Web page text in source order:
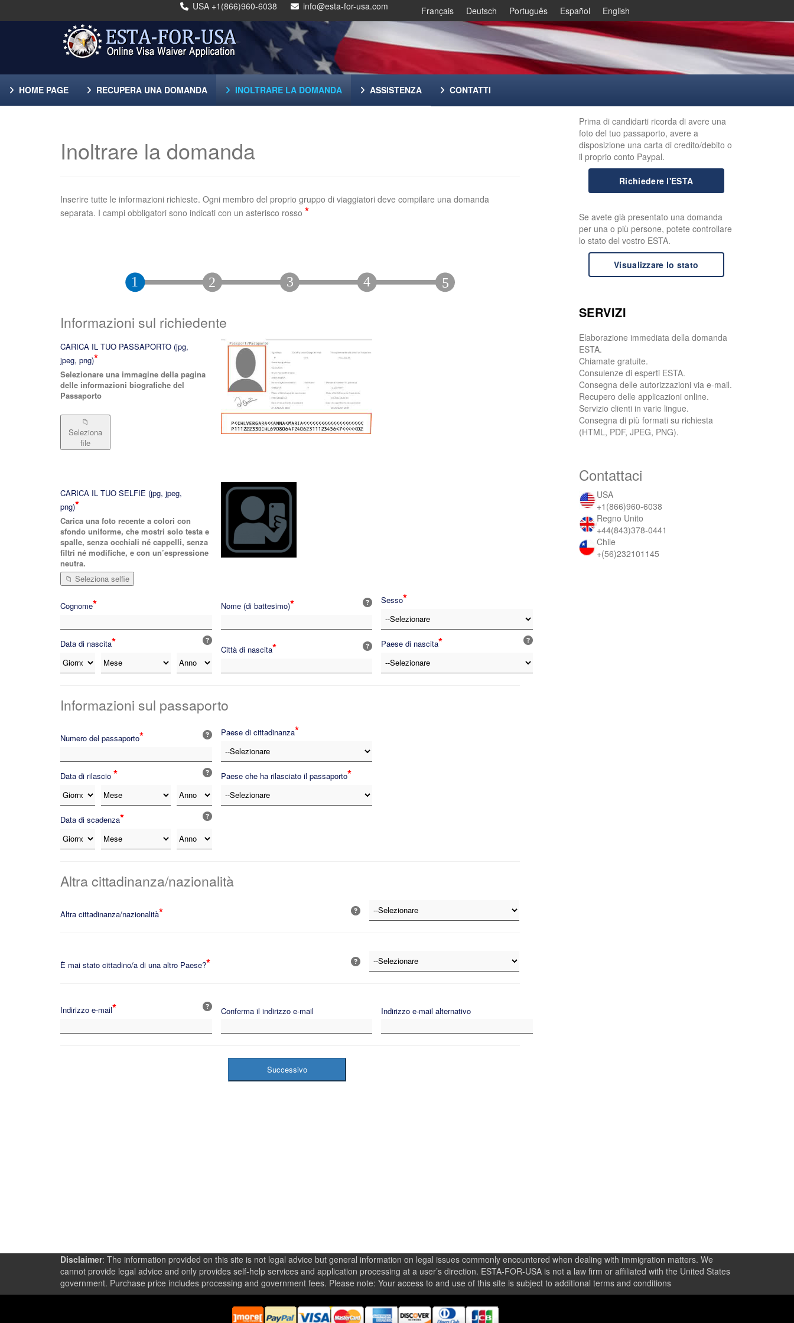
USA +1(866)960-6038 info@esta-for-usa.com Français Deutsch Português Español English
HOME PAGE RECUPERA UNA DOMANDA INOLTRARE LA DOMANDA ASSISTENZA CONTATTI
Inoltrare la domanda
Inserire tutte le informazioni richieste. Ogni membro del proprio gruppo di viaggiatori deve compilare una domanda
separata. I campi obbligatori sono indicati con un asterisco rosso *
Informazioni sul richiedente
CARICA IL TUO PASSAPORTO (jpg,
jpeg, png)*
Selezionare una immagine della pagina
delle informazioni biografiche del
Passaporto
📁
Seleziona
file
CARICA IL TUO SELFIE (jpg, jpeg,
png)*
Carica una foto recente a colori con
sfondo uniforme, che mostri solo testa e
spalle, senza occhiali né cappelli, senza
filtri né modifiche, e con un’espressione
neutra.
📁 Seleziona selfie
Cognome* Nome (di battesimo)* Sesso*
Data di nascita*
Città di nascita* Paese di nascita*
Informazioni sul passaporto
Numero del passaporto* Paese di cittadinanza*
Data di rilascio * Paese che ha rilasciato il passaporto*
Data di scadenza*
Altra cittadinanza/nazionalità
Altra cittadinanza/nazionalità*
È mai stato cittadino/a di una altro Paese?*
Indirizzo e-mail* Conferma il indirizzo e-mail Indirizzo e-mail alternativo
Prima di candidarti ricorda di avere una
foto del tuo passaporto, avere a
disposizione una carta di credito/debito o
il proprio conto Paypal.
Richiedere l'ESTA
Se avete già presentato una domanda
per una o più persone, potete controllare
lo stato del vostro ESTA.
Visualizzare lo stato
SERVIZI
Elaborazione immediata della domanda
ESTA.
Chiamate gratuite.
Consulenze di esperti ESTA.
Consegna delle autorizzazioni via e-mail.
Recupero delle applicazioni online.
Servizio clienti in varie lingue.
Consegna di più formati su richiesta
(HTML, PDF, JPEG, PNG).
Contattaci
USA
+1(866)960-6038
Regno Unito
+44(843)378-0441
Chile
+(56)232101145
Disclaimer: The information provided on this site is not legal advice but general information on legal issues commonly encountered when dealing with immigration matters. We
cannot provide legal advice and only provides self-help services and application processing at a user’s direction. ESTA-FOR-USA is not a law firm or affiliated with the United States
government. Purchase price includes processing and government fees. Please note: Your access to and use of this site is subject to additional terms and conditions